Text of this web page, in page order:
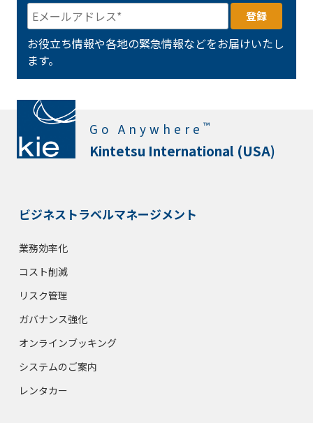
お役立ち情報や各地の緊急情報などをお届けいたし
ます。
Go Anywhere ™
Kintetsu International (USA)
ビジネストラベルマネージメント
業務効率化
コスト削減
リスク管理
ガバナンス強化
オンラインブッキング
システムのご案内
レンタカー